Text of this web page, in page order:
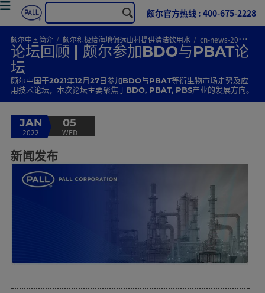
颇尔官方热线 : 400-675-2228
颇尔中国简介 颇尔积极给海地偏远山村提供清洁饮用水 cn-news-2022010601
论坛回顾 | 颇尔参加BDO与PBAT论
坛
颇尔中国于2021年12月27日参加BDO与PBAT等衍生物市场走势及应
用技术论坛，本次论坛主要聚焦于BDO, PBAT, PBS产业的发展方向。
JAN
2022
05
WED
新闻发布